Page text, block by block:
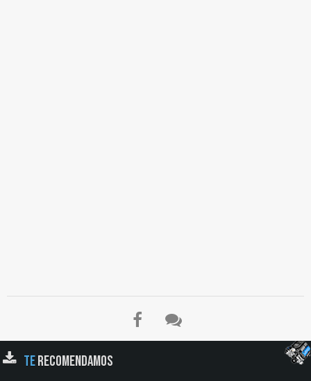
TERECOMENDAMOS